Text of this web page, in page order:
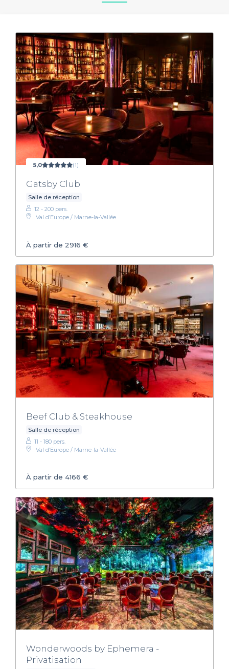
5,0 (1)
Gatsby Club
Salle de réception
12 - 200 pers.
Val d’Europe / Marne-la-Vallée
À partir de 2916 €
Beef Club & Steakhouse
Salle de réception
11 - 180 pers.
Val d’Europe / Marne-la-Vallée
À partir de 4166 €
Wonderwoods by Ephemera -
Privatisation